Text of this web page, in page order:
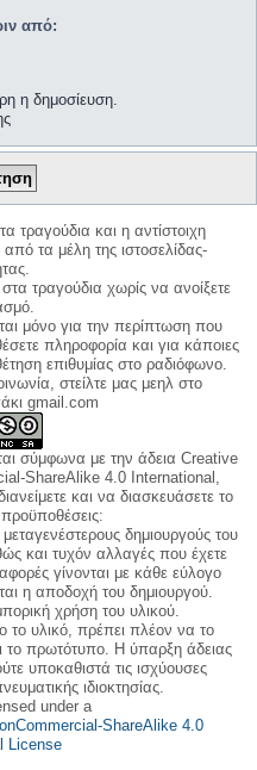
από:
η δημοσίευση.
τραγούδια και η αντίστοιχη
τα μέλη της ιστοσελίδας-
τραγούδια χωρίς να ανοίξετε
μόνο για την περίπτωση που
πληροφορία και για κάποιες
επιθυμίας στο ραδιόφωνο.
στείλτε μας μεηλ στο
gmail.com
σύμφωνα με την άδεια Creative
ShareAlike 4.0 International,
και να διασκευάσετε το
προϋποθέσεις:
δημιουργούς του
και τυχόν αλλαγές που έχετε
γίνονται με κάθε εύλογο
η αποδοχή του δημιουργού.
χρήση του υλικού.
το υλικό, πρέπει πλέον να το
το πρωτότυπο. Η ύπαρξη άδειας
υποκαθιστά τις ισχύουσες
ιδιοκτησίας.
under a
ShareAlike 4.0
License